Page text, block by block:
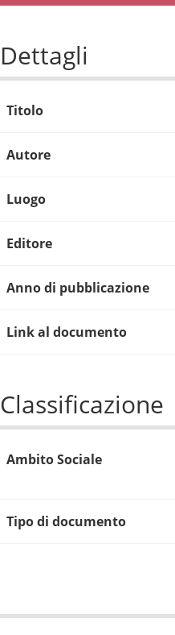
Dettagli
Titolo
Autore
Luogo
Editore
Anno di pubblicazione
Link al documento
Classificazione
Ambito Sociale
Tipo di documento